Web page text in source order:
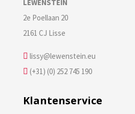
LEWENSTEIN
2e Poellaan 20
2161 CJ Lisse
 lissy@lewenstein.eu
 (+31) (0) 252 745 190
Klantenservice